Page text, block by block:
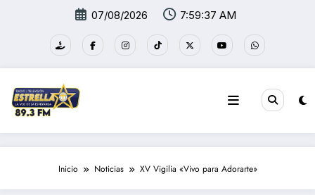
07/08/2026 7:59:38 AM
Inicio Noticias XV Vigilia «Vivo para Adorarte»